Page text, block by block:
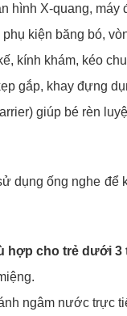
hình X-quang, máy
kiện băng bó,
kính khám, kéo
gắp, khay đựng
giúp bé rèn
dụng ống nghe để
hợp cho trẻ dưới 3
ngâm nước trực